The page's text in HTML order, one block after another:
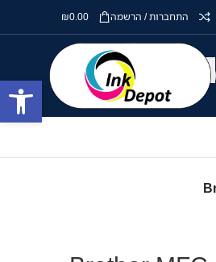
התחברות / הרשמה ₪0.00
פתח